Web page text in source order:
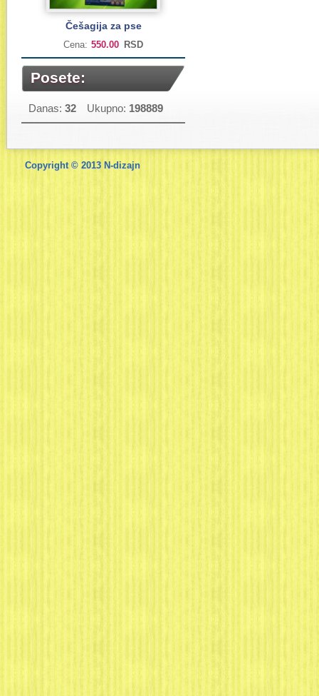
Češagija za pse
Cena: 550.00 RSD
Posete:
Danas: 32 Ukupno: 198889
Copyright © 2013 N-dizajn